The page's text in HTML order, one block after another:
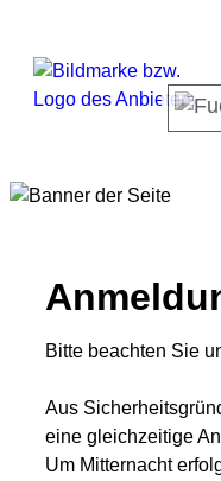
Bitte beachten Sie
Aus
eine gleichzeitige
Um Mitternacht